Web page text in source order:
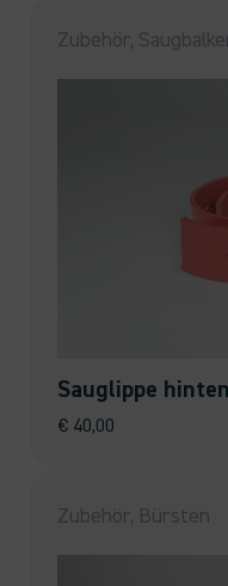
Zubehör,
Sauglippe
€ 40,00
Zubehör, Bürsten